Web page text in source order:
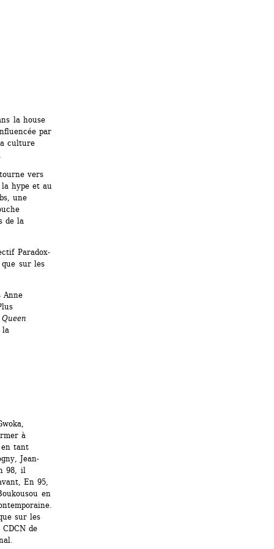
la house
par
culture
vers
hype et au
une
de la
Paradox-
sur les
Anne
Queen
la
à
en tant
Jean-
98, il
En 95,
en
sur les
de